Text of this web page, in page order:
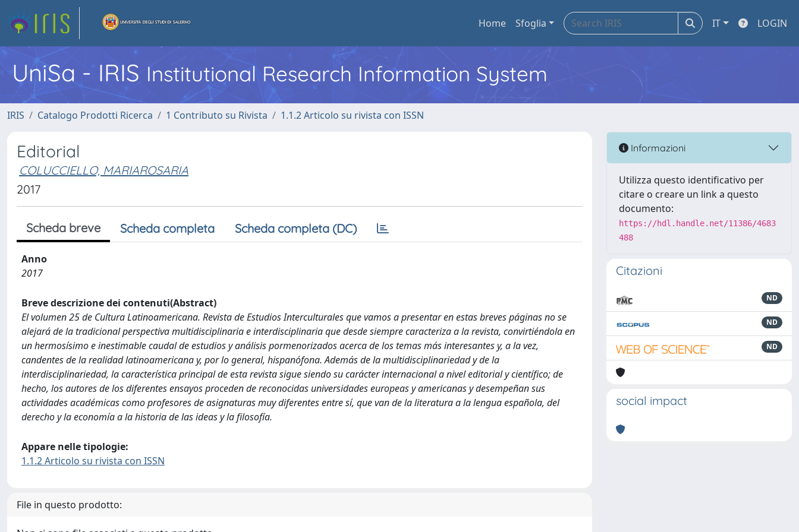
Home Sfoglia IT LOGIN
UniSa - IRIS Institutional Research Information System
IRIS Catalogo Prodotti Ricerca 1 Contributo su Rivista 1.1.2 Articolo su rivista con ISSN
Editorial
COLUCCIELLO, MARIAROSARIA
2017
Scheda breve Scheda completa Scheda completa (DC)
Anno
2017
Breve descrizione dei contenuti(Abstract)
El volumen 25 de Cultura Latinoamericana. Revista de Estudios Interculturales que vamos a presentar en estas breves páginas no se
alejará de la tradicional perspectiva multidisciplinaria e interdisciplinaria que desde siempre caracteriza a la revista, convirtiéndola en
un hermosísimo e inestimable caudal de estudios y análisis pormenorizados acerca de los temas más interesantes y, a la vez,
candentes de la realidad latinoamericana y, por lo general, hispanófona. Además de la multidisciplinariedad y de la
interdisciplinariedad, la característica principal de esta revista sigue siendo su carácter internacional a nivel editorial y científico; de
hecho, los autores de los diferentes ensayos proceden de reconocidas universidades europeas y americanas y desempeñan sus
actividades académicas como profesores de asignaturas muy diferentes entre sí, que van de la literatura a la lengua española, del
derecho y la economía a la historia de las ideas y la filosofía.
Appare nelle tipologie:
1.1.2 Articolo su rivista con ISSN
File in questo prodotto:
Informazioni
Utilizza questo identificativo per
citare o creare un link a questo
documento:
https://hdl.handle.net/11386/4683
488
Citazioni
ND
ND
ND
social impact